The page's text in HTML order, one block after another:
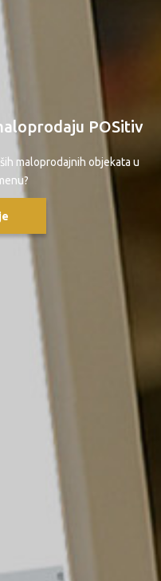
POSitiv
maloprodajnih objekata u